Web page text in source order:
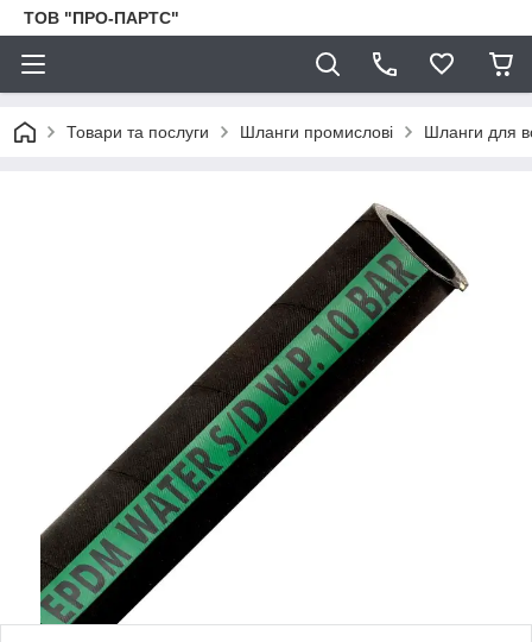
ТОВ "ПРО-ПАРТС"
Товари та послуги Шланги промислові Шланги для